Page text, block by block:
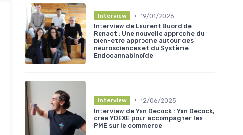
Interview • 19/01/2026
Interview de Laurent Buord de
Renact : Une nouvelle approche du
bien-être approche autour des
neurosciences et du Système
Endocannabinoïde
Interview • 12/06/2025
Interview de Yan Decock : Yan Decock,
crée YDEXE pour accompagner les
PME sur le commerce